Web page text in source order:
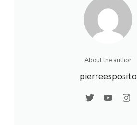
About the author
pierreesposito